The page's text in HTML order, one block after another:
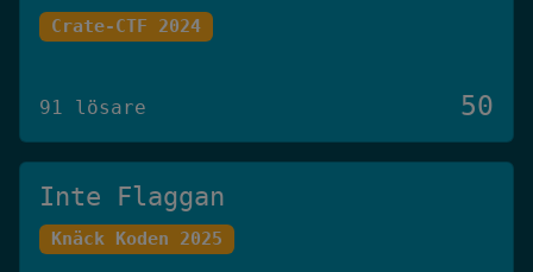
Crate-CTF 2024
91 lösare 50
Inte Flaggan
Knäck Koden 2025